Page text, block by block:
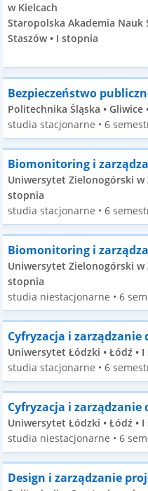
w Kielcach
Staropolska Akademia Nauk
Staszów • I stopnia
Bezpieczeństwo
Politechnika Śląska • Gliwice
studia stacjonarne • 6
Biomonitoring i
Uniwersytet Zielonogórski w
stopnia
studia stacjonarne • 6
Biomonitoring i
Uniwersytet Zielonogórski w
stopnia
studia niestacjonarne • 6
Cyfryzacja i
Uniwersytet Łódzki • Łódź •
studia stacjonarne • 6
Cyfryzacja i
Uniwersytet Łódzki • Łódź •
studia niestacjonarne • 6
Design i zarządzanie